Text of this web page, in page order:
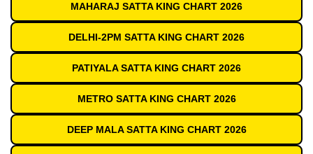
MAHARAJ SATTA KING CHART 2026
DELHI-2PM SATTA KING CHART 2026
PATIYALA SATTA KING CHART 2026
METRO SATTA KING CHART 2026
DEEP MALA SATTA KING CHART 2026